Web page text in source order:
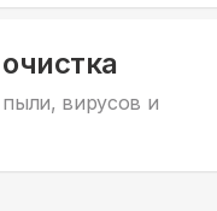
вирусов и